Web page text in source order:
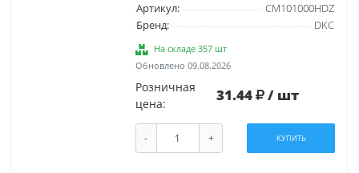
Артикул:
CM101000HDZ
Бренд:
DKC
На складе 357 шт
Обновлено 09.08.2026
Розничная
цена:
31.44 / шт
- + КУПИТЬ